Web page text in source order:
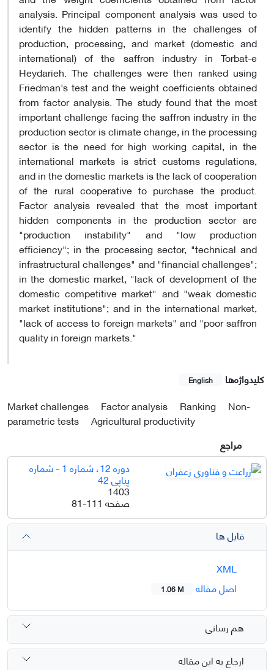
analysis. Principal component analysis was used to
identify the hidden patterns in the challenges of
production, processing, and market (domestic and
international) of the saffron industry in Torbat-e
Heydarieh. The challenges were then ranked using
Friedman's test and the weight coefficients obtained
from factor analysis. The study found that the most
important challenge facing the saffron industry in the
production sector is climate change, in the processing
sector is the need for high working capital, in the
international markets is strict customs regulations,
and in the domestic markets is the lack of cooperation
of the rural cooperative to purchase the product.
Factor analysis revealed that the most important
hidden components in the production sector are
"production instability" and "low production
efficiency"; in the processing sector, "technical and
infrastructural challenges" and "financial challenges";
in the domestic market, "lack of development of the
domestic competitive market" and "weak domestic
market institutions"; and in the international market,
"lack of access to foreign markets" and "poor saffron
quality in foreign markets."
کلیدواژه‌ها English
Market challenges Factor analysis Ranking
Non-
parametric tests
Agricultural productivity
مراجع
دوره 12، شماره 1 - شماره
پیاپی 42
1403
صفحه 81-111
فایل ها
اصل مقاله
1.06 M
هم رسانی
ارجاع به این مقاله